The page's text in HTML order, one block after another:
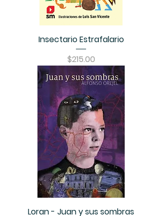
Insectario Estrafalario
Precio
$215.00
Loran - Juan y sus sombras